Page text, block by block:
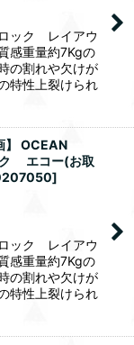
ック レイアウ
感重量約7Kgの
の割れや欠けが
特性上裂けられ
】 OCEAN
エコー(お取
]
ック レイアウ
感重量約7Kgの
の割れや欠けが
特性上裂けられ